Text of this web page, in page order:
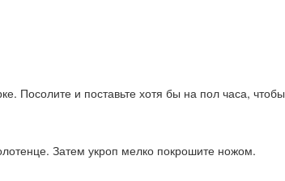
Посолите и поставьте хотя бы на пол часа, чтобы
Затем укроп мелко покрошите ножом.